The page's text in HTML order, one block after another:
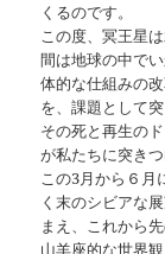
くるのです。
この度、冥王星
間は地球の中で
体的な仕組みの
を、課題として
その死と再生の
が私たちに突き
この3月から６
く末のシビアな
まえ、これから
山羊座的な世界